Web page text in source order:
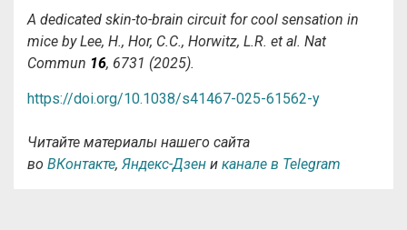
A dedicated skin-to-brain circuit for cool sensation in
mice by Lee, H., Hor, C.C., Horwitz, L.R. et al. Nat
Commun 16, 6731 (2025).
https://doi.org/10.1038/s41467-025-61562-y
Читайте материалы нашего сайта
во ВКонтакте, Яндекс-Дзен и канале в Telegram